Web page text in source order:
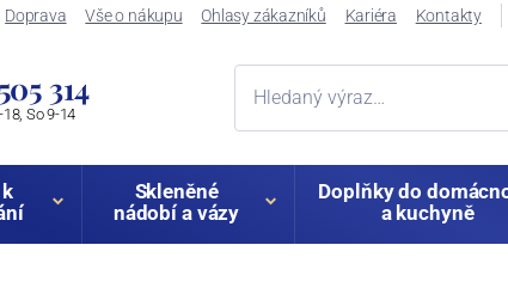
Doprava Vše o nákupu Ohlasy zákazníků Kariéra Kontakty
314
18, So 9-14
Skleněné
nádobí a vázy
Doplňky do
a kuchyně